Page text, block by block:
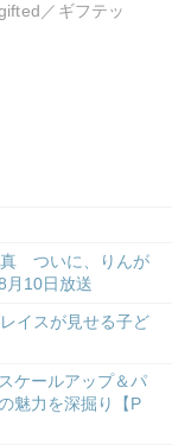
／ギフテッ
真 ついに、りんが
月10日放送
イスが見せる子ど
ケールアップ＆パ
魅力を深掘り【P